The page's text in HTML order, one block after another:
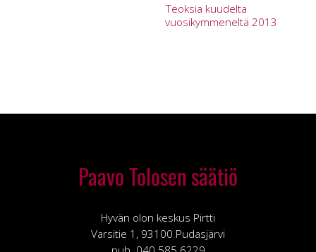
Teoksia kuudelta
vuosikymmeneltä 2013
Paavo Tolosen säätiö
Hyvän olon keskus Pirtti
Varsitie 1, 93100 Pudasjärvi